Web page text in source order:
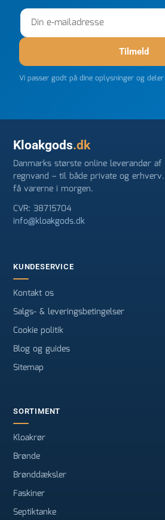
Tilmeld
Vi passer godt på dine oplysninger og
Kloakgods.dk
Danmarks største online leverandør
regnvand – til både private og
få varerne i morgen.
CVR: 38715704
info@kloakgods.dk
KUNDESERVICE
Kontakt os
Salgs- & leveringsbetingelser
Cookie politik
Blog og guides
Sitemap
SORTIMENT
Kloakrør
Brønde
Brønddæksler
Faskiner
Septiktanke